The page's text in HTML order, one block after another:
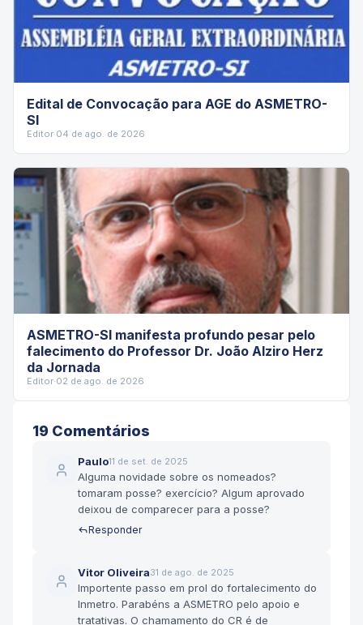
Edital de Convocação para AGE do ASMETRO-
SI
Editor·04 de ago. de 2026
ASMETRO-SI manifesta profundo pesar pelo
falecimento do Professor Dr. João Alziro Herz
da Jornada
Editor·02 de ago. de 2026
19 Comentários
Paulo11 de set. de 2025
Alguma novidade sobre os nomeados?
tomaram posse? exercício? Algum aprovado
deixou de comparecer para a posse?
Responder
Vitor Oliveira31 de ago. de 2025
Importente passo em prol do fortalecimento do
Inmetro. Parabéns a ASMETRO pelo apoio e
tratativas. O chamamento do CR é de